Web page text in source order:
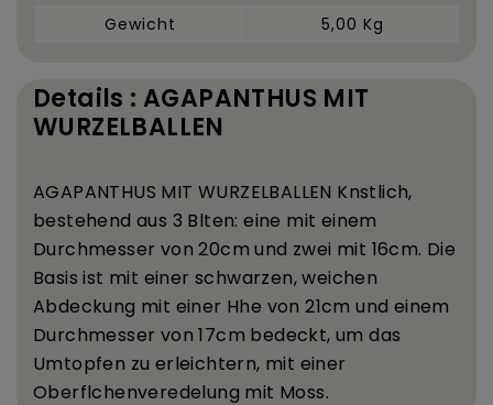
Gewicht
5,00 Kg
Details : AGAPANTHUS MIT
WURZELBALLEN
AGAPANTHUS MIT WURZELBALLEN Knstlich,
bestehend aus 3 Blten: eine mit einem
Durchmesser von 20cm und zwei mit 16cm. Die
Basis ist mit einer schwarzen, weichen
Abdeckung mit einer Hhe von 21cm und einem
Durchmesser von 17cm bedeckt, um das
Umtopfen zu erleichtern, mit einer
Oberflchenveredelung mit Moss.